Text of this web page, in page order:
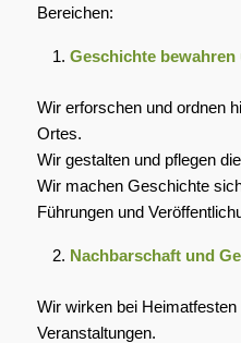
Bereichen:
Geschichte
Wir erforschen und ordnen
Ortes.
Wir gestalten und pflegen
Wir machen Geschichte
Führungen und
Nachbarschaft und
Wir wirken bei
Veranstaltungen.